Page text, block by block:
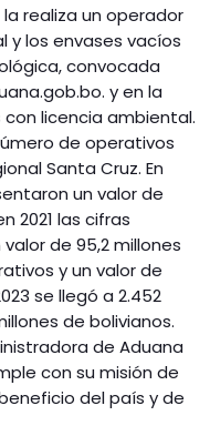
realiza un operador
y los envases vacíos
convocada
y en la
licencia ambiental.
de operativos
Santa Cruz. En
un valor de
2021 las cifras
de 95,2 millones
y un valor de
se llegó a 2.452
de bolivianos.
de Aduana
con su misión de
del país y de